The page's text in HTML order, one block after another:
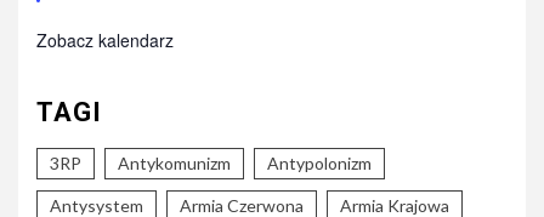
Zobacz kalendarz
TAGI
3RP Antykomunizm Antypolonizm
Antysystem Armia Czerwona Armia Krajowa